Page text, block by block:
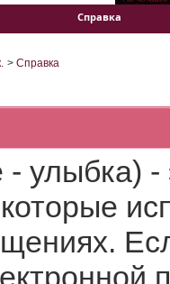
Справка
> Справка
улыбка) -